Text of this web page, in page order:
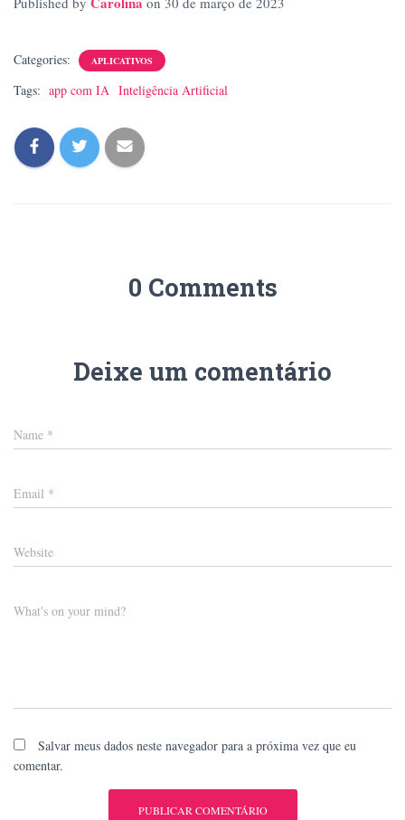
Categories: APLICATIVOS
Tags: app com IA Inteligência Artificial
0 Comments
Deixe um comentário
Name *
Email *
Website
What's on your mind?
Salvar meus dados neste navegador para a próxima vez que eu
comentar.